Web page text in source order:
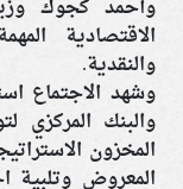
وأحمد كجوك
الاقتصادية
والنقدية.
وشهد الاجتماع
والبنك المركزي
المخزون
المعروض وتلبية